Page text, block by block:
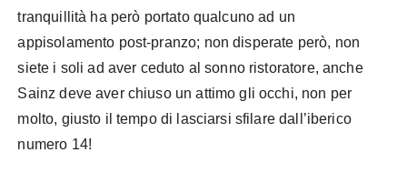
tranquillità ha però portato qualcuno ad un
appisolamento post-pranzo; non disperate però, non
siete i soli ad aver ceduto al sonno ristoratore, anche
Sainz deve aver chiuso un attimo gli occhi, non per
molto, giusto il tempo di lasciarsi sfilare dall’iberico
numero 14!